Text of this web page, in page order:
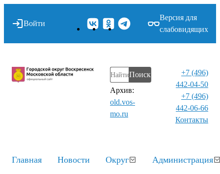
Войти
Версия для
слабовидящих
Поиск
Архив:
old.vos-
mo.ru
+7 (496)
442-04-50
+7 (496)
442-06-66
Контакты⁠
Главная Новости Округ Администрация